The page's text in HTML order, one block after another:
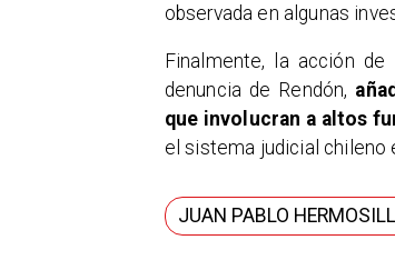
observada en algunas
Finalmente, la acción
denuncia de Rendón,
que involucran a altos
el sistema judicial chileno
JUAN PABLO